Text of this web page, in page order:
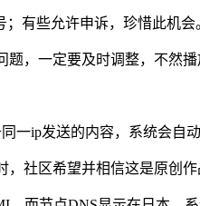
有些允许申诉，珍惜此机会
，一定要及时调整，不然播
一ip发送的内容，系统会自
社区希望并相信这是原创